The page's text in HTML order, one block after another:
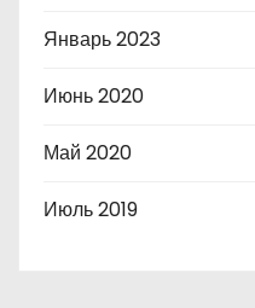
Январь 2023
Июнь 2020
Май 2020
Июль 2019